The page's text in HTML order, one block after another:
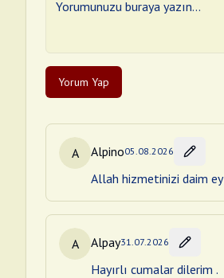
Yorum Yap
A Alpino05.08.2026
Allah hizmetinizi daim
A Alpay31.07.2026
Hayırlı cumalar dilerim .